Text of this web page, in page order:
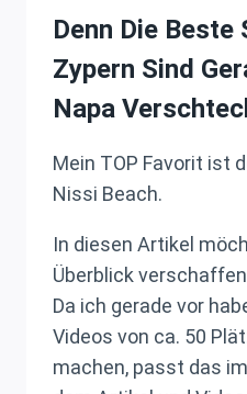
Denn Die
Zypern Sind
Napa
Mein TOP Favorit ist
Nissi Beach.
In diesen Artikel
Überblick
Da ich gerade vor
Videos von ca. 50
machen, passt das